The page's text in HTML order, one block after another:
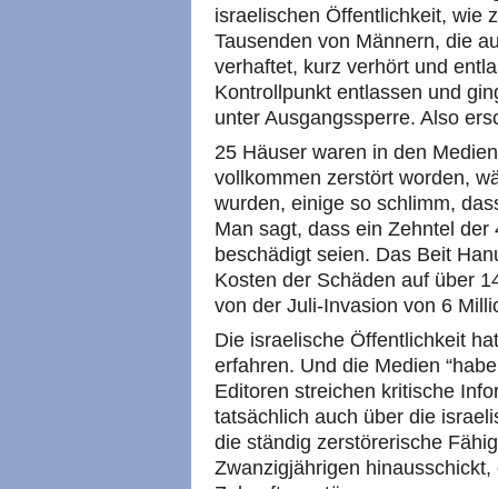
israelischen Öffentlichkeit, wie
Tausenden von Männern, die
verhaftet, kurz verhört und
Kontrollpunkt entlassen und
unter Ausgangssperre. Also
25 Häuser waren in den
vollkommen zerstört worden,
wurden, einige so schlimm,
Man sagt, dass ein Zehntel
beschädigt seien. Das Beit
Kosten der Schäden auf über
von der Juli-Invasion von 6
Die israelische Öffentlichkeit
erfahren. Und die Medien
Editoren streichen kritische
tatsächlich auch über die
die ständig zerstörerische
Zwanzigjährigen